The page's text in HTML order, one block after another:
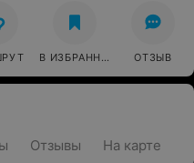
В ИЗБРАННОЕ ОТЗЫВ
Отзывы На карте